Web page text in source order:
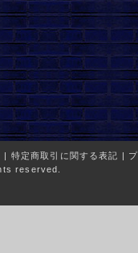
| 特定商取引に関する表記 |
reserved.